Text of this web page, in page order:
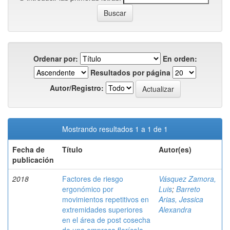
Ordenar por:
En orden:
Resultados por página
Autor/Registro:
Mostrando resultados 1 a 1 de 1
Fecha de
publicación
Título Autor(es)
2018
Factores de riesgo
ergonómico por
movimientos repetitivos en
extremidades superiores
en el área de post cosecha
Vásquez Zamora,
Luis; Barreto
Arias, Jessica
Alexandra